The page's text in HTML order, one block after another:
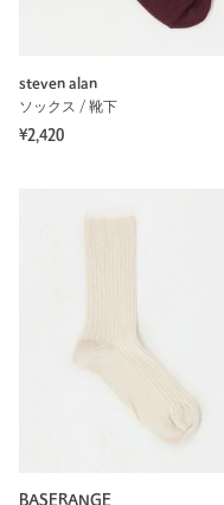
steven alan
ソックス / 靴下
¥2,420
BASERANGE